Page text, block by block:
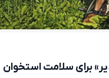
برای سلامت استخوان